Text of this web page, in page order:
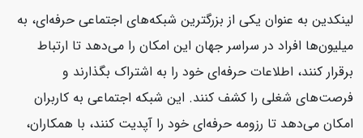
لینکدین به عنوان یکی از بزرگترین شبکه‌های اجتماعی حرفه‌ای، به
میلیون‌ها افراد در سراسر جهان این امکان را می‌دهد تا ارتباط
برقرار کنند، اطلاعات حرفه‌ای خود را به اشتراک بگذارند و
فرصت‌های شغلی را کشف کنند. این شبکه اجتماعی به کاربران
امکان می‌دهد تا رزومه حرفه‌ای خود را آپدیت کنند، با همکاران،